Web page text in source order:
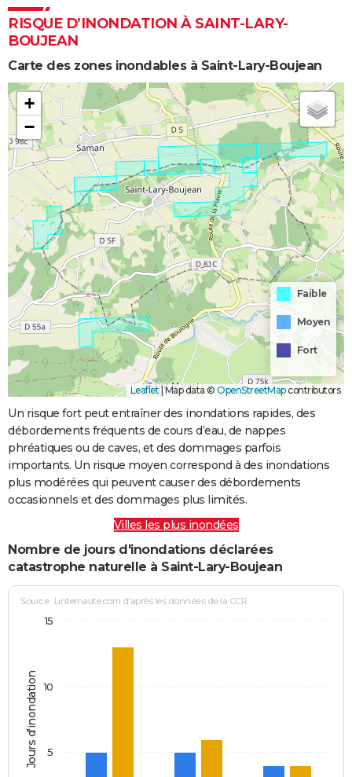
RISQUE D’INONDATION À SAINT-LARY-
BOUJEAN
Carte des zones inondables à Saint-Lary-Boujean
+
−
Faible
Moyen
Fort
Leaflet |Map data © OpenStreetMapcontributors
Un risque fort peut entraîner des inondations rapides, des
débordements fréquents de cours d’eau, de nappes
phréatiques ou de caves, et des dommages parfois
importants. Un risque moyen correspond à des inondations
plus modérées qui peuvent causer des débordements
occasionnels et des dommages plus limités.
Villes les plus inondées
Nombre de jours d'inondations déclarées
catastrophe naturelle à Saint-Lary-Boujean
Jours d'inondation
Source : Linternaute.com d'après les données de la CCR
5
10
15